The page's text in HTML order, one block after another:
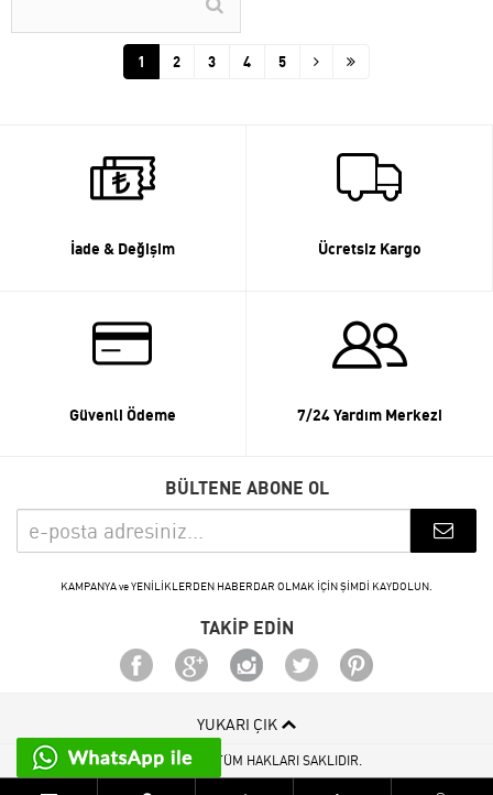
1 2 3 4 5
İade & Değişim Ücretsiz Kargo
Güvenli Ödeme 7/24 Yardım Merkezi
BÜLTENE ABONE OL
KAMPANYA ve YENİLİKLERDEN HABERDAR OLMAK İÇİN ŞİMDİ KAYDOLUN.
TAKİP EDİN
YUKARI ÇIK
© 2015 - 2026 TÜM HAKLARI SAKLIDIR.